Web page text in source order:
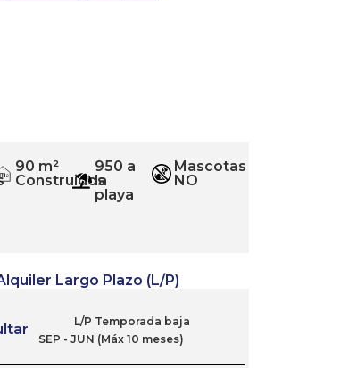
m2
90 m²
Construidos
950 a
la
playa
Mascotas
NO
Largo Plazo (L/P)
L/P Temporada baja
SEP - JUN (Máx 10 meses)